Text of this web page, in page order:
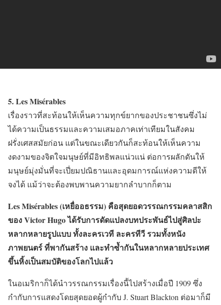
5. Les Misérables
เรื่องราวที่สะท้อนให้เห็นความทุกข์ยากของประชาชนซึ่งไม่
ได้ความเป็นธรรมและความเสมอภาคเท่าเทียมในสังคม
ฝรั่งเศสสมัยก่อน แต่ในขณะเดียวกันก็สะท้อนให้เห็นความ
งดงามของจิตใจมนุษย์ที่มีอิทธิพลแน่วแน่ ต่อการผลักดันให้
มนุษย์มุ่งมั่นที่จะเปี่ยมปณิธานและอุดมการณ์แห่งความดีให้
จงได้ แม้ว่าจะต้องพบพานความยากลำบากก็ตาม
Les Misérables (เหยื่ออธรรม) คือสุดยอดวรรณกรรมคลาสสิก
ของ Victor Hugo ได้รับการดัดแปลงบทประพันธ์ไปสู่ศิลปะ
หลากหลายรูปแบบ ทั้งละครเวที ละครทีวี รวมทั้งหนัง
ภาพยนตร์ ที่พากันสร้าง และทำซ้ำกันในหลากหลายประเทศ
ขึ้นหิ้งเป็นสมบัติของโลกไปแล้ว
ในอเมริกาก็ได้นำวรรณกรรมเรื่องนี้ไปสร้างเมื่อปี 1909 ซึ่ง
กำกับการแสดงโดยสุดยอดผู้กำกับ J. Stuart Blackton ต่อมาก็มี